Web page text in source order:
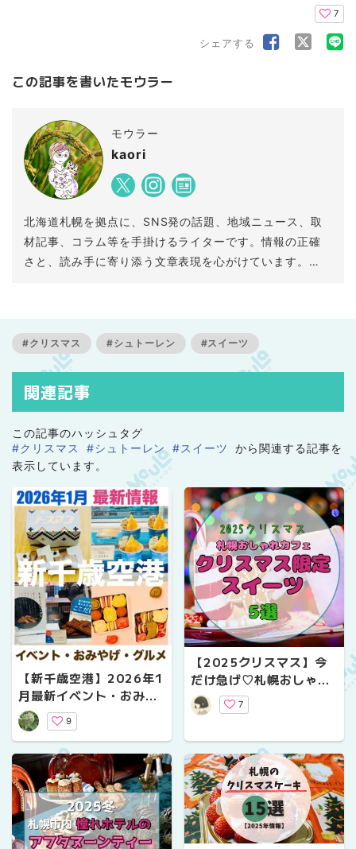
7
シェアする
この記事を書いたモウラー
モウラー
kaori
北海道札幌を拠点に、SNS発の話題、地域ニュース、取
材記事、コラム等を手掛けるライターです。情報の正確
さと、読み手に寄り添う文章表現を心がけています。
を生活者の目線で発信しています。
#クリスマス #シュトーレン #スイーツ
関連記事
この記事のハッシュタグ
#クリスマス
#シュトーレン #スイーツ
から関連する記事を
表示しています。
【新千歳空港】2026年1
月最新イベント・おみや
げ・グルメ情報をお伝え
します☆
9
【2025クリスマス】今
だけ急げ♡札幌おしゃれ
カフェのクリスマス限定
スイーツ5選
7